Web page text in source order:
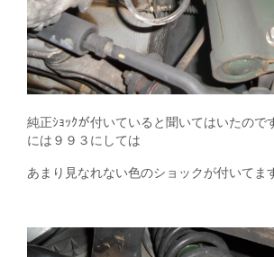
純正ｼｮｯｸが付いていると聞いてはいたので
には９９３にしては
あまり見なれない色のショックが付いてま